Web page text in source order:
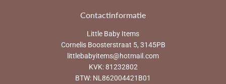
Contactinformatie
Little Baby Items
Cornelis Boosterstraat 5, 3145PB
littlebabyitems@hotmail.com
KVK: 81232802
BTW: NL862004421B01